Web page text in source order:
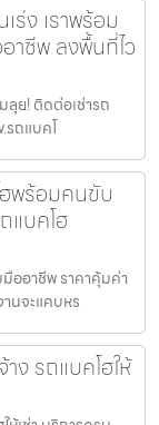
ร่ง เราพร้อม
าชีพ ลงพื้นที่ไว
ลุย! ติดต่อเช่ารถ
รถแบคโ
พร้อมคนขับ
แบคโฮ
ออาชีพ ราคาคุ้มค่า
นจะแคบหร
ง รถแบคโฮให้